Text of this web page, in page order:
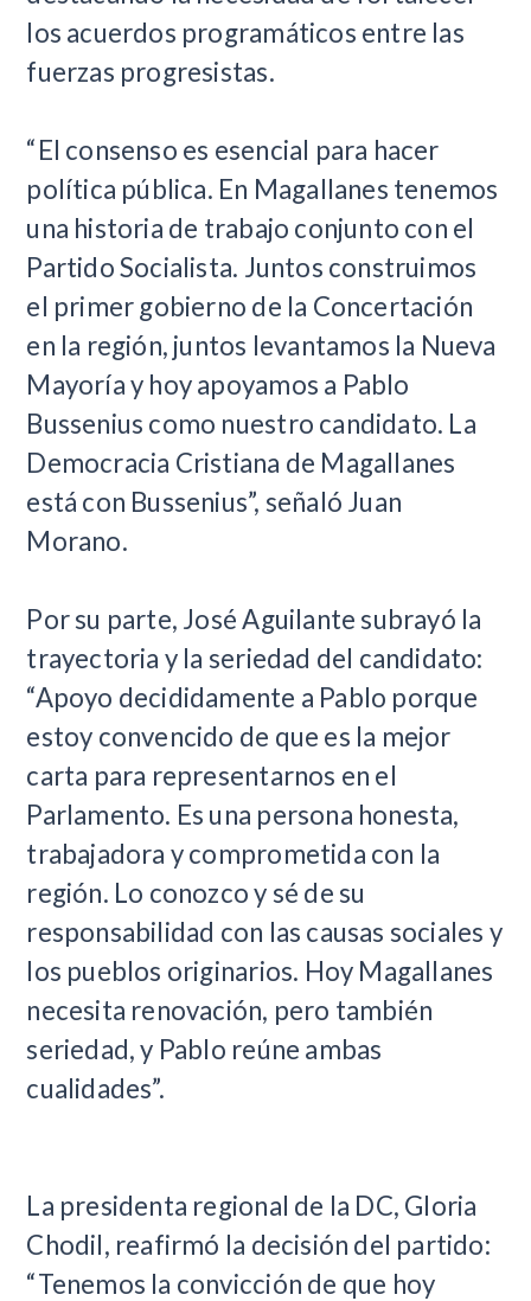
los acuerdos programáticos entre las
fuerzas progresistas.
“El consenso es esencial para hacer
política pública. En Magallanes tenemos
una historia de trabajo conjunto con el
Partido Socialista. Juntos construimos
el primer gobierno de la Concertación
en la región, juntos levantamos la Nueva
Mayoría y hoy apoyamos a Pablo
Bussenius como nuestro candidato. La
Democracia Cristiana de Magallanes
está con Bussenius”, señaló Juan
Morano.
Por su parte, José Aguilante subrayó la
trayectoria y la seriedad del candidato:
“Apoyo decididamente a Pablo porque
estoy convencido de que es la mejor
carta para representarnos en el
Parlamento. Es una persona honesta,
trabajadora y comprometida con la
región. Lo conozco y sé de su
responsabilidad con las causas sociales y
los pueblos originarios. Hoy Magallanes
necesita renovación, pero también
seriedad, y Pablo reúne ambas
cualidades”.
La presidenta regional de la DC, Gloria
Chodil, reafirmó la decisión del partido:
“Tenemos la convicción de que hoy